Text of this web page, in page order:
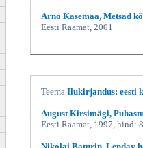
Arno Kasemaa, Metsad
Eesti Raamat, 2001
Teema Ilukirjandus: eesti
August Kirsimägi,
Eesti Raamat, 1997, hind: